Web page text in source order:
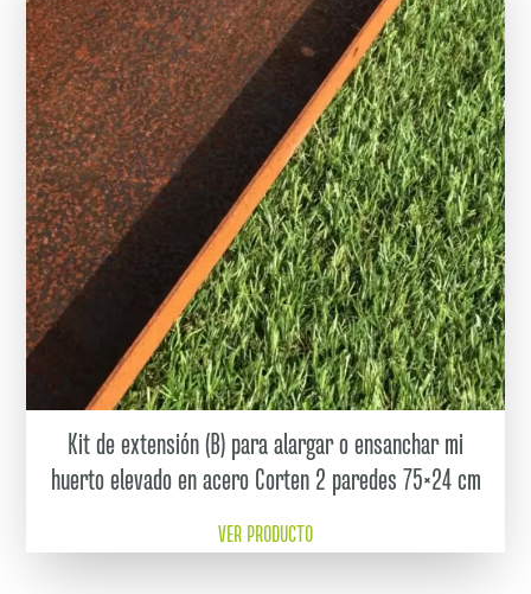
Kit de extensión (B) para alargar o ensanchar mi
huerto elevado en acero Corten 2 paredes 75×24 cm
VER PRODUCTO